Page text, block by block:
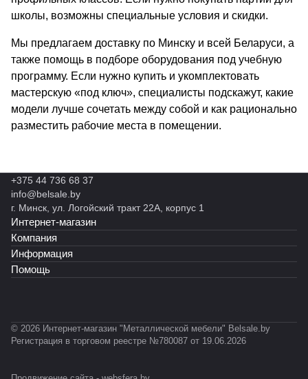
школы, возможны специальные условия и скидки.
Мы предлагаем доставку по Минску и всей Беларуси, а
также помощь в подборе оборудования под учебную
программу. Если нужно купить и укомплектовать
мастерскую «под ключ», специалисты подскажут, какие
модели лучше сочетать между собой и как рационально
разместить рабочие места в помещении.
+375 44 736 68 37
info@belsale.by
г. Минск, ул. Логойский тракт 22А, корпус 1
Интернет-магазин
Компания
Информация
Помощь
© 2026 Интернет-магазин "Металлической мебели" Belsale.by
Регистрация в торговом реестре №780087 от 19.06.2026